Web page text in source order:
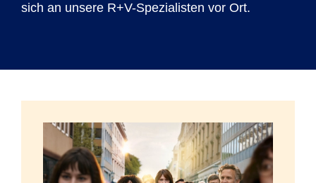
sich an unsere R+V-Spezia­listen vor Ort.